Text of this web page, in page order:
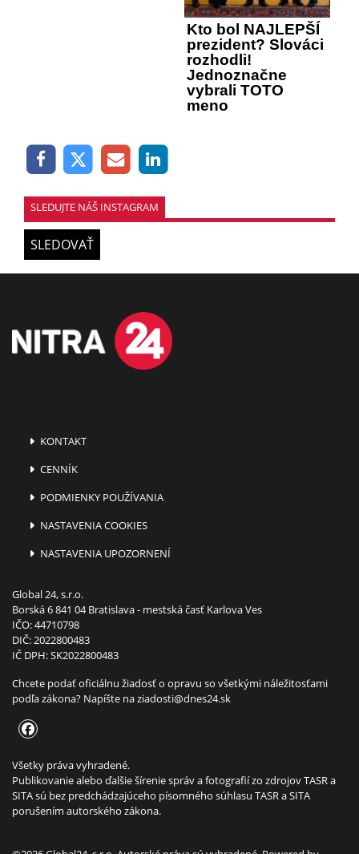
Kto bol NAJLEPŠÍ
prezident? Slováci
rozhodli!
Jednoznačne
vybrali TOTO
meno
SLEDUJTE NÁŠ INSTAGRAM
SLEDOVAŤ
KONTAKT
CENNÍK
PODMIENKY POUŽÍVANIA
NASTAVENIA COOKIES
NASTAVENIA UPOZORNENÍ
Global 24, s.r.o.
Borská 6 841 04 Bratislava - mestská časť Karlova Ves
IČO: 44710798
DIČ: 2022800483
IČ DPH: SK2022800483
Chcete podať oficiálnu žiadosť o opravu so všetkými náležitosťami
podľa zákona? Napíšte naziadosti@dnes24.sk
Všetky práva vyhradené.
Publikovanie alebo ďalšie šírenie správ a fotografií zo zdrojov TASR a
SITA sú bez predchádzajúceho písomného súhlasu TASR a SITA
porušením autorského zákona.